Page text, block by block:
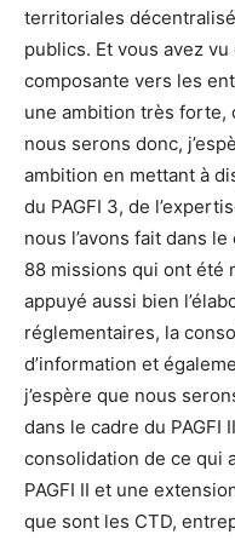
territoriales
publics. Et vous avez
composante vers les
une ambition très forte,
nous serons donc,
ambition en mettant à
du PAGFI 3, de
nous l’avons fait dans
88 missions qui ont été
appuyé aussi bien
réglementaires, la
d’information et
j’espère que nous
dans le cadre du PAGFI
consolidation de ce qui
PAGFI II et une
que sont les CTD,